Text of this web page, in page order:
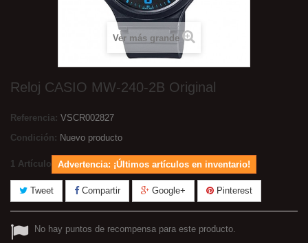
Ver más grande
Reloj CASIO MW-240-2B Original
Referencia: VSCR002827
Condición: Nuevo producto
1 Artículo Advertencia: ¡Últimos artículos en inventario!
Tweet Compartir Google+ Pinterest
No hay puntos de recompensa para este producto.